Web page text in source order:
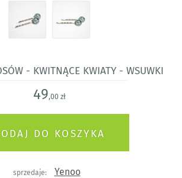
- Kwitnące kwiaty - wsuwki
49,00 zł
sprzedaje: Yenoo